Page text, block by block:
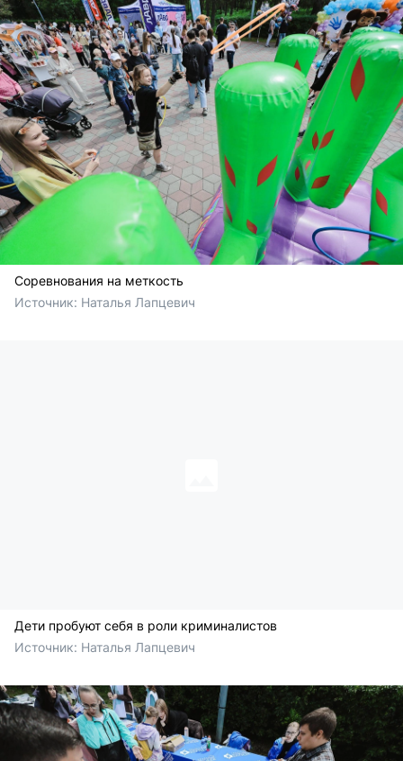
Соревнования на меткость
Источник: Наталья Лапцевич
Дети пробуют себя в роли криминалистов
Источник: Наталья Лапцевич